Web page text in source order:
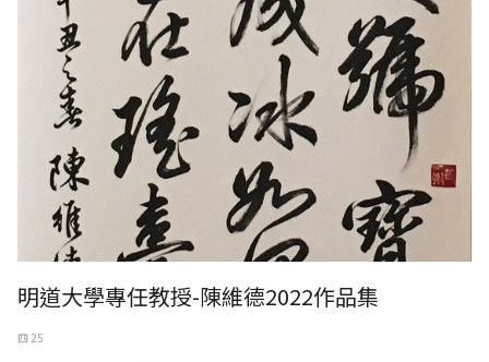
明道大學專任教授-陳維德2022作品集
四 25